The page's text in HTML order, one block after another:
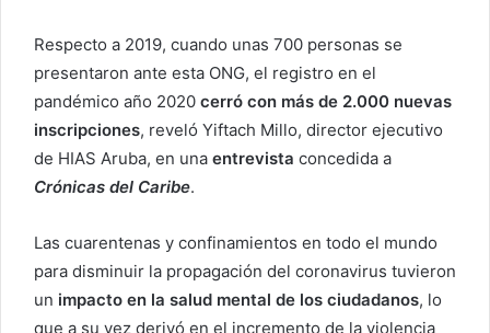
Respecto a 2019, cuando unas 700 personas se
presentaron ante esta ONG, el registro en el
pandémico año 2020 cerró con más de 2.000 nuevas
inscripciones, reveló Yiftach Millo, director ejecutivo
de HIAS Aruba, en una entrevista concedida a
Crónicas del Caribe.
Las cuarentenas y confinamientos en todo el mundo
para disminuir la propagación del coronavirus tuvieron
un impacto en la salud mental de los ciudadanos, lo
que a su vez derivó en el incremento de la violencia